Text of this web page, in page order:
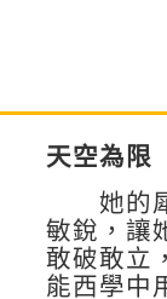
天空為限
她的犀
敏銳，讓
敢破敢立
能西學中